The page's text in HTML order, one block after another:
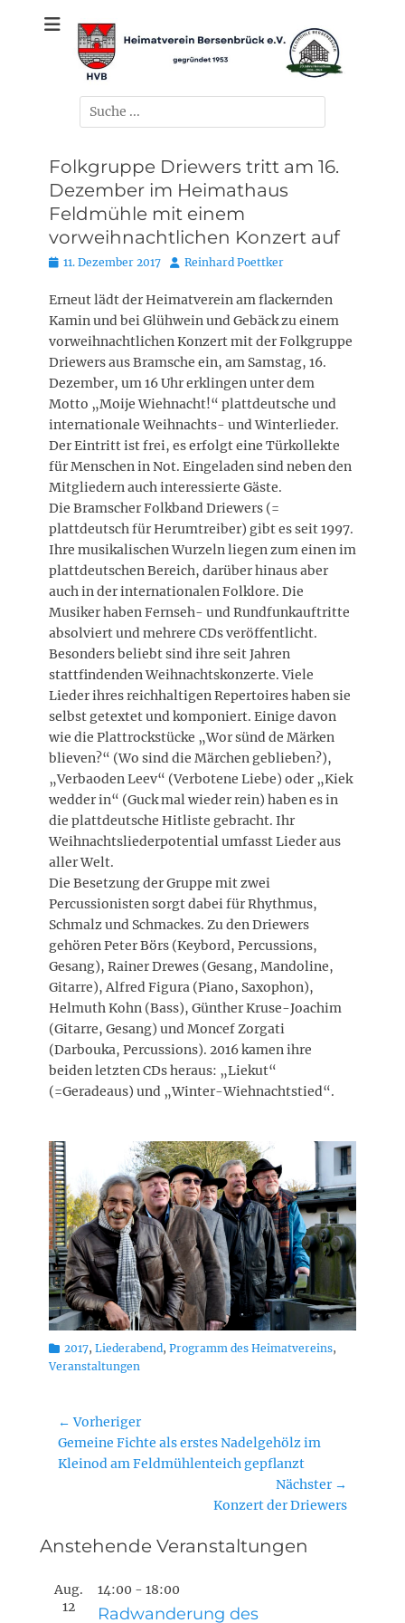
Heimatverein
Bersenbrück e.V.
gegründet 1953
Suchen
nach:
Folkgruppe Driewers tritt am 16.
Dezember im Heimathaus
Feldmühle mit einem
vorweihnachtlichen Konzert auf
Posted
11. Dezember 2017 AutorReinhard Poettker
Erneut lädt der Heimatverein am flackernden
Kamin und bei Glühwein und Gebäck zu einem
vorweihnachtlichen Konzert mit der Folkgruppe
Driewers aus Bramsche ein, am Samstag, 16.
Dezember, um 16 Uhr erklingen unter dem
Motto „Moije Wiehnacht!“ plattdeutsche und
internationale Weihnachts- und Winterlieder.
Der Eintritt ist frei, es erfolgt eine Türkollekte
für Menschen in Not. Eingeladen sind neben den
Mitgliedern auch interessierte Gäste.
Die Bramscher Folkband Driewers (=
plattdeutsch für Herumtreiber) gibt es seit 1997.
Ihre musikalischen Wurzeln liegen zum einen im
plattdeutschen Bereich, darüber hinaus aber
auch in der internationalen Folklore. Die
Musiker haben Fernseh- und Rundfunkauftritte
absolviert und mehrere CDs veröffentlicht.
Besonders beliebt sind ihre seit Jahren
stattfindenden Weihnachtskonzerte. Viele
Lieder ihres reichhaltigen Repertoires haben sie
selbst getextet und komponiert. Einige davon
wie die Plattrockstücke „Wor sünd de Märken
blieven?“ (Wo sind die Märchen geblieben?),
„Verbaoden Leev“ (Verbotene Liebe) oder „Kiek
wedder in“ (Guck mal wieder rein) haben es in
die plattdeutsche Hitliste gebracht. Ihr
Weihnachtsliederpotential umfasst Lieder aus
aller Welt.
Die Besetzung der Gruppe mit zwei
Percussionisten sorgt dabei für Rhythmus,
Schmalz und Schmackes. Zu den Driewers
gehören Peter Börs (Keybord, Percussions,
Gesang), Rainer Drewes (Gesang, Mandoline,
Gitarre), Alfred Figura (Piano, Saxophon),
Helmuth Kohn (Bass), Günther Kruse-Joachim
(Gitarre, Gesang) und Moncef Zorgati
(Darbouka, Percussions). 2016 kamen ihre
beiden letzten CDs heraus: „Liekut“
(=Geradeaus) und „Winter-Wiehnachtstied“.
Kategorien
2017, Liederabend , Programm des Heimatvereins,
Veranstaltungen
Beitragsnavigation
← Vorheriger
Vorheriger
Beitrag:
Gemeine Fichte als erstes Nadelgehölz im
Kleinod am Feldmühlenteich gepflanzt
Nächster →
Konzert der Driewers
Anstehende Veranstaltungen
Aug.
12
14:00 - 18:00
Radwanderung des